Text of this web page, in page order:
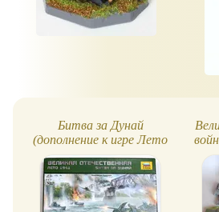
Битва за Дунай
(дополнение к игре Лето
41-го)